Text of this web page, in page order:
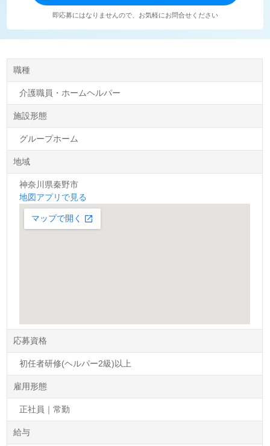
即応募にはなりませんので、お気軽にお問合せください
職種
介護職員・ホームヘルパー
施設形態
グループホーム
地域
神奈川県秦野市
地図アプリで見る
応募資格
初任者研修(ヘルパー2級)以上
雇用形態
正社員｜常勤
給与